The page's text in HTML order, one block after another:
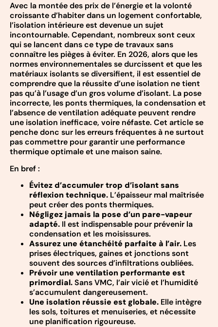
Avec la montée des prix de l’énergie et la volonté
croissante d’habiter dans un logement confortable,
l’isolation intérieure est devenue un sujet
incontournable. Cependant, nombreux sont ceux
qui se lancent dans ce type de travaux sans
connaître les pièges à éviter. En 2026, alors que les
normes environnementales se durcissent et que les
matériaux isolants se diversifient, il est essentiel de
comprendre que la réussite d’une isolation ne tient
pas qu’à l’usage d’un gros volume d’isolant. La pose
incorrecte, les ponts thermiques, la condensation et
l’absence de ventilation adéquate peuvent rendre
une isolation inefficace, voire néfaste. Cet article se
penche donc sur les erreurs fréquentes à ne surtout
pas commettre pour garantir une performance
thermique optimale et une maison saine.
En bref :
Évitez d’accumuler trop d’isolant sans
réflexion technique. L’épaisseur mal maîtrisée
peut créer des ponts thermiques.
Négligez jamais la pose d’un pare-vapeur
adapté. Il est indispensable pour prévenir la
condensation et les moisissures.
Assurez une étanchéité parfaite à l’air. Les
prises électriques, gaines et jonctions sont
souvent des sources d’infiltrations oubliées.
Prévoir une ventilation performante est
primordial.Sans VMC, l’air vicié et l’humidité
s’accumulent dangereusement.
Une isolation réussie est globale. Elle intègre
les sols, toitures et menuiseries, et nécessite
une planification rigoureuse.